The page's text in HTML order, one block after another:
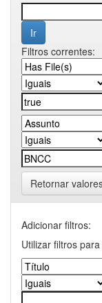
Filtros correntes:
Retornar
Adicionar filtros:
Utilizar filtros